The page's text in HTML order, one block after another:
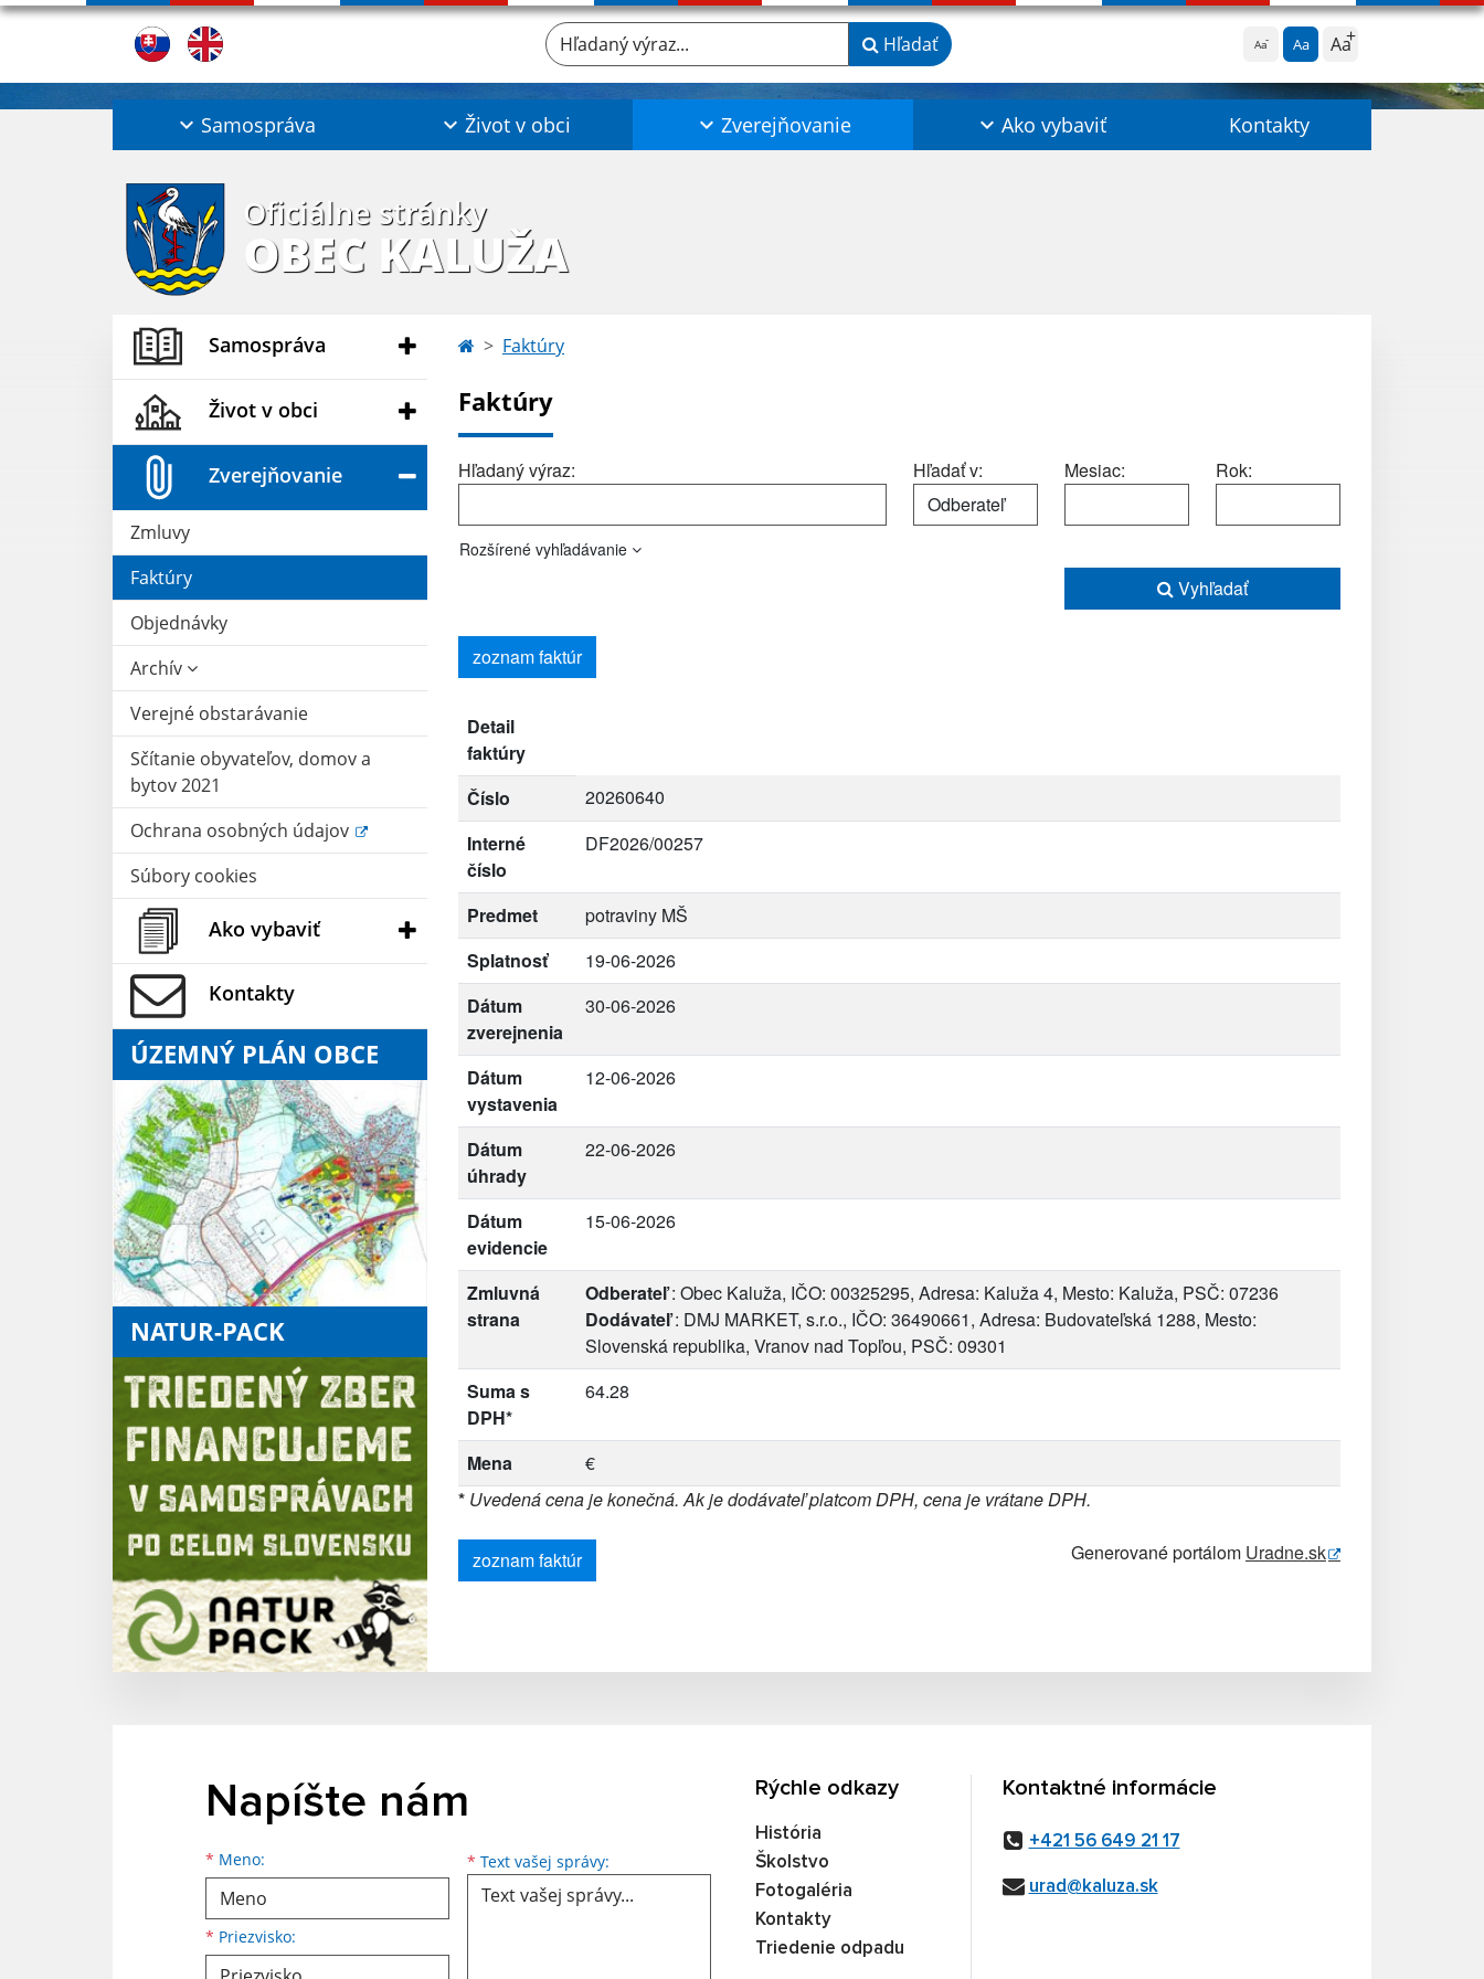
Aa Aa Aa
Hľadaný výraz... Hľadať
Samospráva Život v obci Zverejňovanie Ako vybaviť Kontakty
Oficiálne stránky
OBEC KALUŽA
Samospráva
Život v obci
Zverejňovanie
Zmluvy
Faktúry
Objednávky
Archív
Verejné obstarávanie
Sčítanie obyvateľov, domov a
bytov 2021
Ochrana osobných údajov
Súbory cookies
Ako vybaviť
Kontakty
ÚZEMNÝ PLÁN OBCE
NATUR-PACK
Faktúry
Faktúry
Hľadaný výraz: Hľadať v: Mesiac: Rok:
Rozšírené vyhľadávanie
Vyhľadať
zoznam faktúr
Detail
faktúry
Číslo
20260640
Interné
číslo
DF2026/00257
Predmet
potraviny MŠ
Splatnosť
19-06-2026
Dátum
zverejnenia
30-06-2026
Dátum
vystavenia
12-06-2026
Dátum
úhrady
22-06-2026
Dátum
evidencie
15-06-2026
Zmluvná
strana
Odberateľ: Obec Kaluža, IČO: 00325295, Adresa: Kaluža 4, Mesto: Kaluža, PSČ: 07236
Dodávateľ: DMJ MARKET, s.r.o., IČO: 36490661, Adresa: Budovateľská 1288, Mesto:
Slovenská republika, Vranov nad Topľou, PSČ: 09301
Suma s
DPH*
64.28
Mena
€
* Uvedená cena je konečná. Ak je dodávateľ platcom DPH, cena je vrátane DPH.
zoznam faktúr Generované portálom Uradne.sk
Napíšte nám
* Meno:
Meno
* Priezvisko:
Priezvisko
E-mailová adresa * Text vašej správy: Text vašej správy...
Rýchle odkazy
História
Školstvo
Fotogaléria
Kontakty
Triedenie odpadu
Kontaktné informácie
+421 56 649 21 17
urad@kaluza.sk